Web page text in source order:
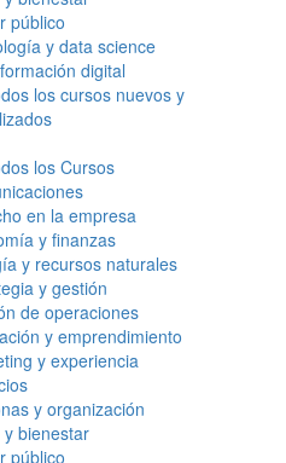
público
y data science
digital
los cursos nuevos y
los Cursos
en la empresa
y finanzas
y recursos naturales
y gestión
de operaciones
y emprendimiento
y experiencia
y organización
y bienestar
público